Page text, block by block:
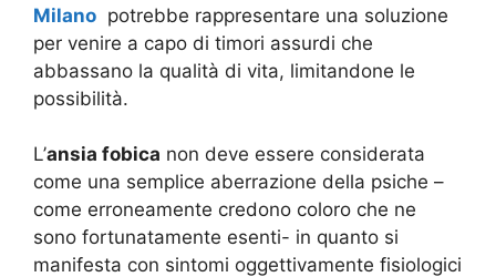
Milano potrebbe rappresentare una soluzione
per venire a capo di timori assurdi che
abbassano la qualità di vita, limitandone le
possibilità.
L’ansia fobica non deve essere considerata
come una semplice aberrazione della psiche –
come erroneamente credono coloro che ne
sono fortunatamente esenti- in quanto si
manifesta con sintomi oggettivamente fisiologici